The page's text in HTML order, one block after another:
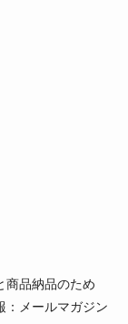
ら
商品納品のため
：メールマガジン